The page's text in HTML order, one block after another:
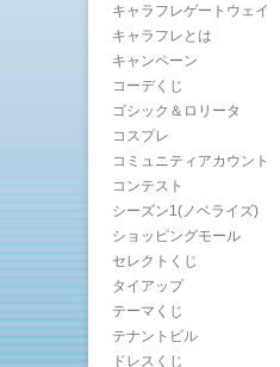
キャラフレゲートウェイ
キャラフレとは
キャンペーン
コーデくじ
ゴシック＆ロリータ
コスプレ
コミュニティアカウント
コンテスト
シーズン1(ノベライズ)
ショッピングモール
セレクトくじ
タイアップ
テーマくじ
テナントビル
ドレスくじ